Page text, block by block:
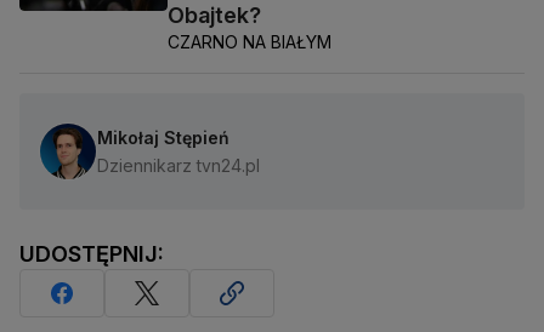
Obajtek?
CZARNO NA BIAŁYM
Mikołaj Stępień
Dziennikarz tvn24.pl
UDOSTĘPNIJ: